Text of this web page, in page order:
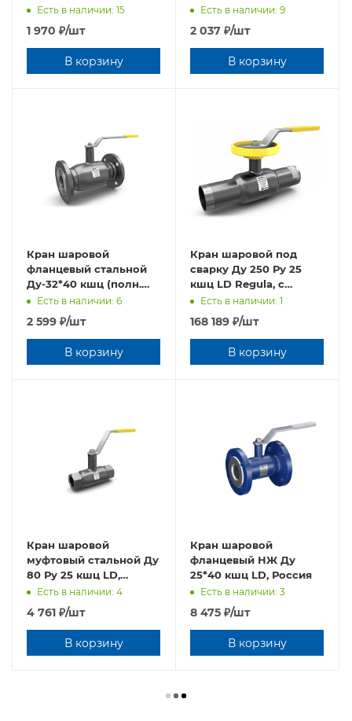
Есть в наличии: 15
1 970 ₽/шт
В корзину
Россия
Есть в наличии: 9
2 037 ₽/шт
В корзину
Кран шаровой
фланцевый стальной
Ду-32*40 кшц (полн.
прох.) LD, L=165, Россия
Есть в наличии: 6
2 599 ₽/шт
В корзину
Кран шаровой под
сварку Ду 250 Ру 25
кшц LD Regula, c
редуктором Россия
Есть в наличии: 1
168 189 ₽/шт
В корзину
Кран шаровой
муфтовый стальной Ду
80 Ру 25 кшц LD,
Россия
Есть в наличии: 4
4 761 ₽/шт
В корзину
Кран шаровой
фланцевый НЖ Ду
25*40 кшц LD, Россия
Есть в наличии: 3
8 475 ₽/шт
В корзину